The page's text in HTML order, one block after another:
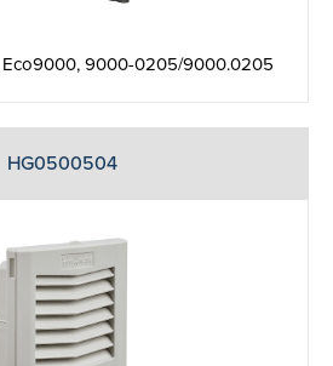
Eco9000, 9000-0205/9000.0205
HG0500504